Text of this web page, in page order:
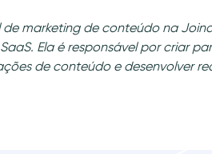
de marketing de conteúdo na
Ela é responsável por criar
de conteúdo e desenvolver